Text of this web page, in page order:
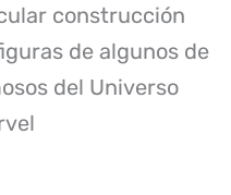
construcción
de algunos de
del Universo